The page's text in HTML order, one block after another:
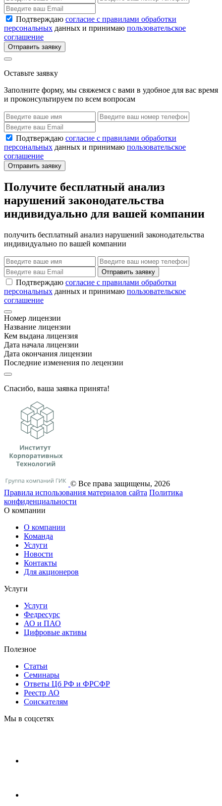
Подтверждаю согласие с правилами обработки
персональных данных и принимаю пользовательское
соглашение
Отправить заявку
Оставьте заявку
Заполните форму, мы свяжемся с вами в удобное для вас время
и проконсультируем по всем вопросам
Подтверждаю согласие с правилами обработки
персональных данных и принимаю пользовательское
соглашение
Отправить заявку
Получите бесплатный анализ
нарушений законодательства
индивидуально для вашей компании
получить бесплатный анализ нарушений законодательства
индивидуально по вашей компании
Отправить заявку
Подтверждаю согласие с правилами обработки
персональных данных и принимаю пользовательское
соглашение
Номер лицензии
Название лицензии
Кем выдана лицензия
Дата начала лицензии
Дата окончания лицензии
Последние изменения по лецензии
Спасибо, ваша заявка принята!
© Все права защищены, 2026
Правила использования материалов сайта Политика
конфиденциальности
О компании
О компании
Команда
Услуги
Новости
Контакты
Для акционеров
Услуги
Услуги
Федресурс
АО и ПАО
Цифровые активы
Полезное
Статьи
Cеминары
Ответы Цб РФ и ФРСФР
Реестр АО
Соискателям
Мы в соцсетях